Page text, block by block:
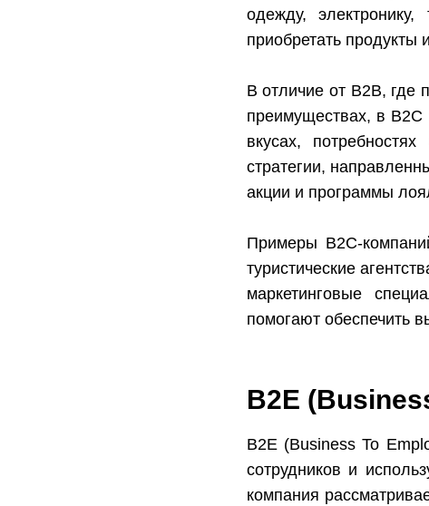
одежду,
приобретать продукты
В отличие от B2B, где
преимуществах, в B2C
вкусах,
стратегии,
акции и программы
Примеры B2C-
туристические
маркетинговые
помогают обеспечить
B2E
B2E (Business To
сотрудников и
компания